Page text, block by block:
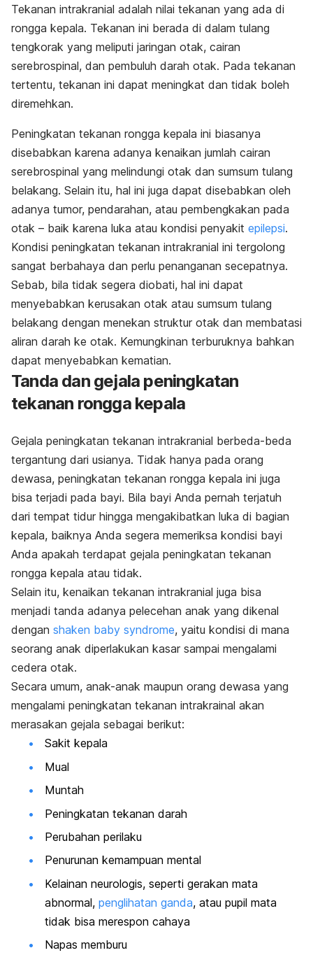
Tekanan intrakranial adalah nilai tekanan yang ada di
rongga kepala. Tekanan ini berada di dalam tulang
tengkorak yang meliputi jaringan otak, cairan
serebrospinal, dan pembuluh darah otak. Pada tekanan
tertentu, tekanan ini dapat meningkat dan tidak boleh
diremehkan.
Peningkatan tekanan rongga kepala ini biasanya
disebabkan karena adanya kenaikan jumlah cairan
serebrospinal yang melindungi otak dan sumsum tulang
belakang. Selain itu, hal ini juga dapat disebabkan oleh
adanya tumor, pendarahan, atau pembengkakan pada
otak – baik karena luka atau kondisi penyakit epilepsi.
Kondisi peningkatan tekanan intrakranial ini tergolong
sangat berbahaya dan perlu penanganan secepatnya.
Sebab, bila tidak segera diobati, hal ini dapat
menyebabkan kerusakan otak atau sumsum tulang
belakang dengan menekan struktur otak dan membatasi
aliran darah ke otak. Kemungkinan terburuknya bahkan
dapat menyebabkan kematian.
Tanda dan gejala peningkatan
tekanan rongga kepala
Gejala peningkatan tekanan intrakranial berbeda-beda
tergantung dari usianya. Tidak hanya pada orang
dewasa, peningkatan tekanan rongga kepala ini juga
bisa terjadi pada bayi. Bila bayi Anda pernah terjatuh
dari tempat tidur hingga mengakibatkan luka di bagian
kepala, baiknya Anda segera memeriksa kondisi bayi
Anda apakah terdapat gejala peningkatan tekanan
rongga kepala atau tidak.
Selain itu, kenaikan tekanan intrakranial juga bisa
menjadi tanda adanya pelecehan anak yang dikenal
dengan shaken baby syndrome, yaitu kondisi di mana
seorang anak diperlakukan kasar sampai mengalami
cedera otak.
Secara umum, anak-anak maupun orang dewasa yang
mengalami peningkatan tekanan intrakrainal akan
merasakan gejala sebagai berikut:
Sakit kepala
Mual
Muntah
Peningkatan tekanan darah
Perubahan perilaku
Penurunan kemampuan mental
Kelainan neurologis, seperti gerakan mata
abnormal, penglihatan ganda, atau pupil mata
tidak bisa merespon cahaya
Napas memburu